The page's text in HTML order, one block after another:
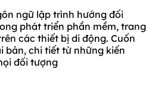
ngữ lập trình hướng đối
phát triển phần mềm, trang
các thiết bị di động. Cuốn
bản, chi tiết từ những kiến
đối tượng